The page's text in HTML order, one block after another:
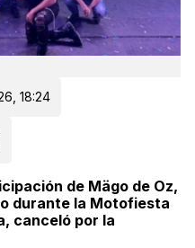
18:24
de Mägo de Oz,
durante la Motofiesta
canceló por la